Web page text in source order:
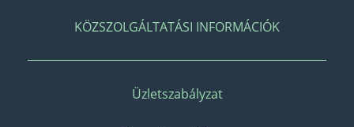
KÖZSZOLGÁLTATÁSI INFORMÁCIÓK
Üzletszabályzat